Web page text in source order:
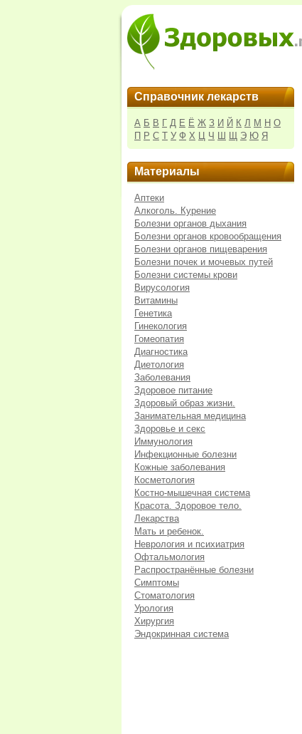
Справочник лекарств
А Б В Г Д Е Ё Ж З И Й К Л М Н О
П Р С Т У Ф Х Ц Ч Ш Щ Э Ю Я
Материалы
Аптеки
Алкоголь. Курение
Болезни органов дыхания
Болезни органов кровообращения
Болезни органов пищеварения
Болезни почек и мочевых путей
Болезни системы крови
Вирусология
Витамины
Генетика
Гинекология
Гомеопатия
Диагностика
Диетология
Заболевания
Здоровое питание
Здоровый образ жизни.
Занимательная медицина
Здоровье и секс
Иммунология
Инфекционные болезни
Кожные заболевания
Косметология
Костно-мышечная система
Красота. Здоровое тело.
Лекарства
Мать и ребенок.
Неврология и психиатрия
Офтальмология
Распространённые болезни
Симптомы
Стоматология
Урология
Хирургия
Эндокринная система